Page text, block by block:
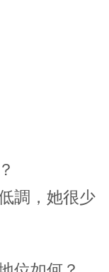
調，她很少